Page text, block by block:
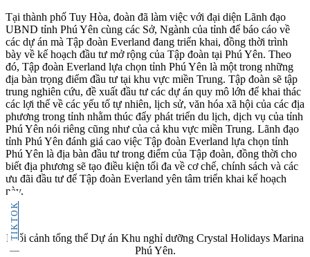
TIKTOK
Tại thành phố Tuy Hòa, đoàn đã làm việc với đại diện Lãnh đạo
UBND tỉnh Phú Yên cùng các Sở, Ngành của tỉnh để báo cáo về
các dự án mà Tập đoàn Everland đang triển khai, đồng thời trình
bày về kế hoạch đầu tư mở rộng của Tập đoàn tại Phú Yên. Theo
đó, Tập đoàn Everland lựa chọn tỉnh Phú Yên là một trong những
địa bàn trọng điểm đầu tư tại khu vực miền Trung. Tập đoàn sẽ tập
trung nghiên cứu, đề xuất đầu tư các dự án quy mô lớn để khai thác
các lợi thế về các yếu tố tự nhiên, lịch sử, văn hóa xã hội của các địa
phương trong tỉnh nhằm thúc đẩy phát triển du lịch, dịch vụ của tỉnh
Phú Yên nói riêng cũng như của cả khu vực miền Trung. Lãnh đạo
tỉnh Phú Yên đánh giá cao việc Tập đoàn Everland lựa chọn tỉnh
Phú Yên là địa bàn đầu tư trong điểm của Tập đoàn, đồng thời cho
biết địa phương sẽ tạo điều kiện tối đa về cơ chế, chính sách và các
ưu đãi đầu tư để Tập đoàn Everland yên tâm triển khai kế hoạch
này.
Phối cảnh tổng thể Dự án Khu nghỉ dưỡng Crystal Holidays Marina
Phú Yên.